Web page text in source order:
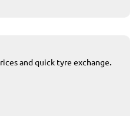
and quick tyre exchange.